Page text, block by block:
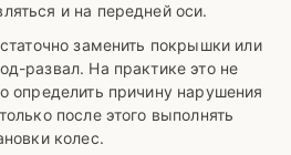
и на передней оси.
заменить покрышки или
развал. На практике это не
определить причину нарушения
после этого выполнять
колес.